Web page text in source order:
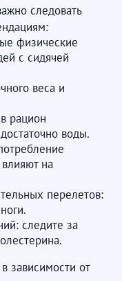
следовать
физические
с сидячей
веса и
рацион
воды.
на
перелетов:
следите за
зависимости от